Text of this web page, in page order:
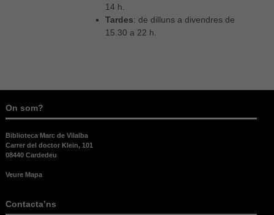
14 h.
Tardes: de dilluns a divendres de
15.30 a 22 h.
On som?
Biblioteca Marc de Vilalba
Carrer del doctor Klein, 101
08440 Cardedeu
Veure Mapa
Contacta’ns